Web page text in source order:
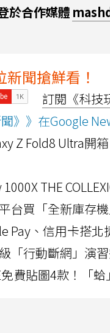
於合作媒體
新聞搶鮮看！
訂閱《科技
》》在Google
Z Fold8 Ultra開
1000X THE
台買「全新庫存
Pay、信用卡搭
「行動斷網」演
免費貼圖4款！「